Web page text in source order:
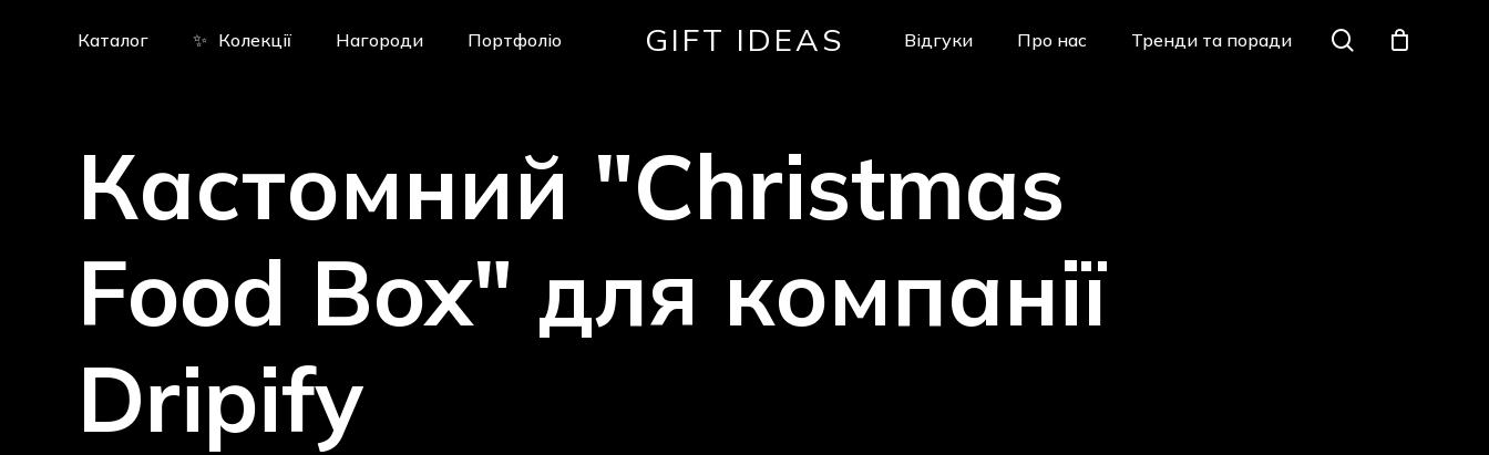
GIFT IDEAS
Каталог ✨ Колекції Нагороди Портфоліо Відгуки Про нас Тренди та поради search
Кошик
Кастомний "Christmas
Food Box" для компанії
Dripify